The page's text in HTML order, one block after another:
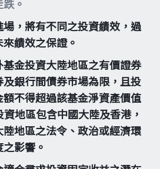
。
，將有不同之投資績效，過
績效之保證。
金投資大陸地區之有價證券
銀行間債券市場為限，且投
不得超過該基金淨資產價值
地區包含中國大陸及香港，
地區之法令、政治或經濟環
影響。